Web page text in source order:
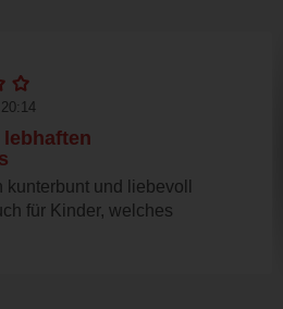
kunterbunt und liebevoll
für Kinder, welches